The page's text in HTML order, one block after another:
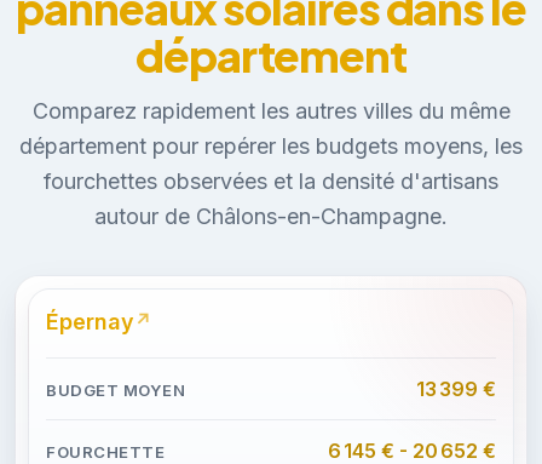
département
Comparez rapidement les autres villes du même
département pour repérer les budgets moyens, les
fourchettes observées et la densité d'artisans
autour de Châlons-en-Champagne.
Épernay
13 399 €
6 145 € - 20 652 €